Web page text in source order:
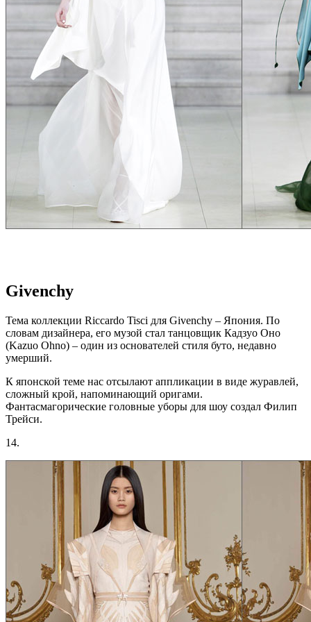
Givenchy
Тема коллекции Riccardo Tisci для Givenchy – Япония. По
словам дизайнера, его музой стал танцовщик Кадзуо Оно
(Kazuo Ohno) – один из основателей стиля буто, недавно
умерший.
К японской теме нас отсылают аппликации в виде журавлей,
сложный крой, напоминающий оригами.
Фантасмагорические головные уборы для шоу создал Филип
Трейси.
14.